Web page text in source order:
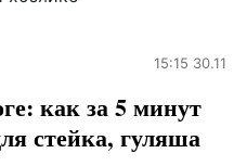
15:15 30.11
как за 5 минут
стейка, гуляша